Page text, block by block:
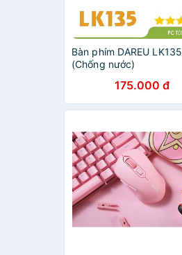
Bàn phím DAREU LK135
(Chống nước)
175.000 đ